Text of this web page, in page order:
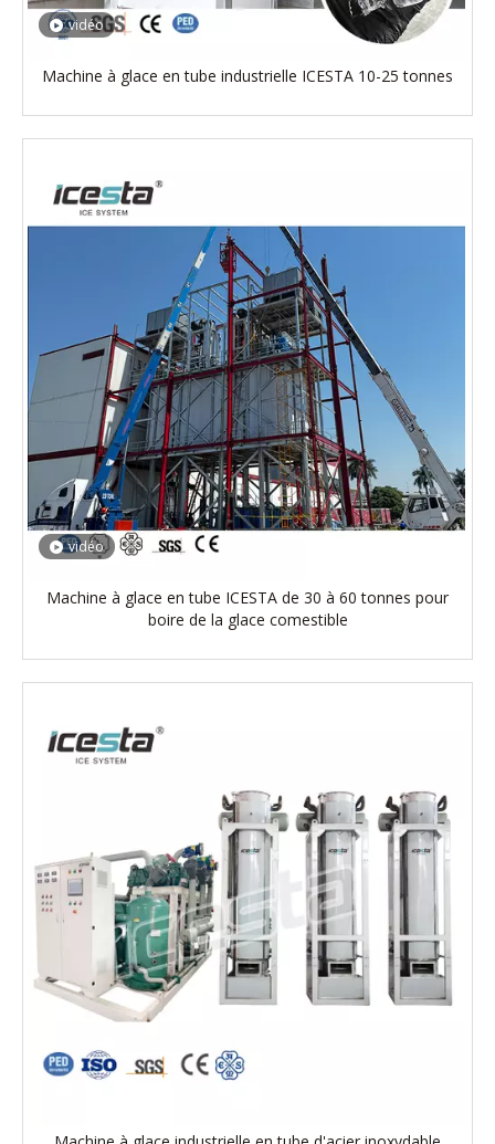
vidéo
Machine à glace en tube industrielle ICESTA 10-25 tonnes
vidéo
Machine à glace en tube ICESTA de 30 à 60 tonnes pour
boire de la glace comestible